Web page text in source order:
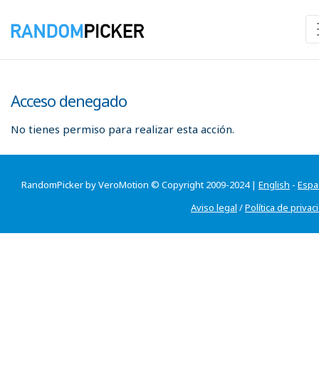
Acceso denegado
No tienes permiso para realizar esta acción.
RandomPicker by VeroMotion © Copyright 2009-2024 | English -
Aviso legal /Política de